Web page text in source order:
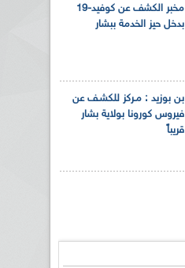
مخبر الكشف عن كوفيد-19
بدخل حيز الخدمة ببشار
بن بوزيد : مـركز للكشـف عن
فيروس كورونا بولاية بشار
قريباً